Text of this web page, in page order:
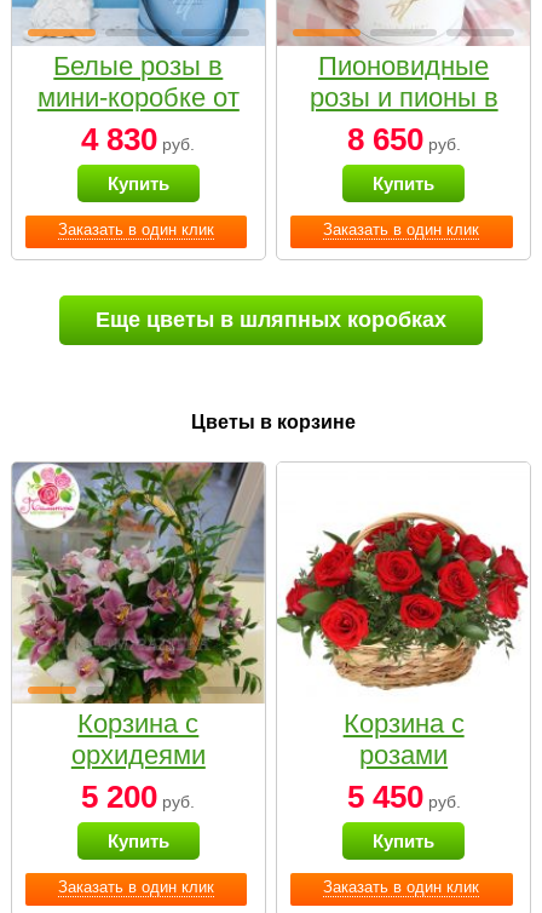
Заказать в один клик
Белые розы в
мини-коробке от
Bella Fiori
4 830 руб.
Купить
Заказать в один клик
Пионовидные
розы и пионы в
белой коробке
Small
8 650руб.
Купить
Еще цветы в шляпных коробках
Цветы в корзине
Заказать в один клик
Корзина с
орхидеями
малая
5 200 руб.
Купить
Заказать в один клик
Корзина с
розами
«Красный
Париж»
5 450руб.
Купить